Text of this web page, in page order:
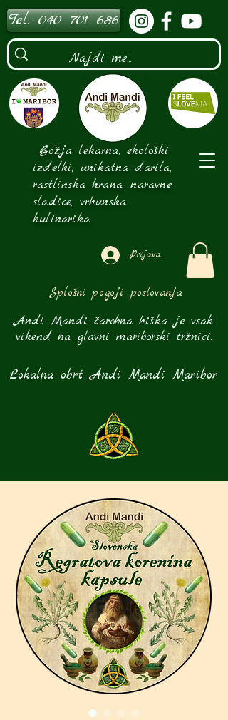
Božja lekarna, ekološki
izdelki, unikatna darila,
rastlinska hrana, naravne
sladice, vrhunska
kulinarika.
Andi Mandi čarobna hiška je vsak
vikend na glavni mariborski tržnici.
Tel: 040 701 686
Prijava
Lokalna obrt Andi Mandi Maribor
Splošni pogoji poslovanja